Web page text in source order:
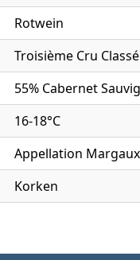
Rotwein
Troisième Cru Classé
55% Cabernet
16-18°C
Appellation
Korken